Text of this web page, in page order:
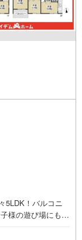
5LDK！バルコニ
様の遊び場にもな